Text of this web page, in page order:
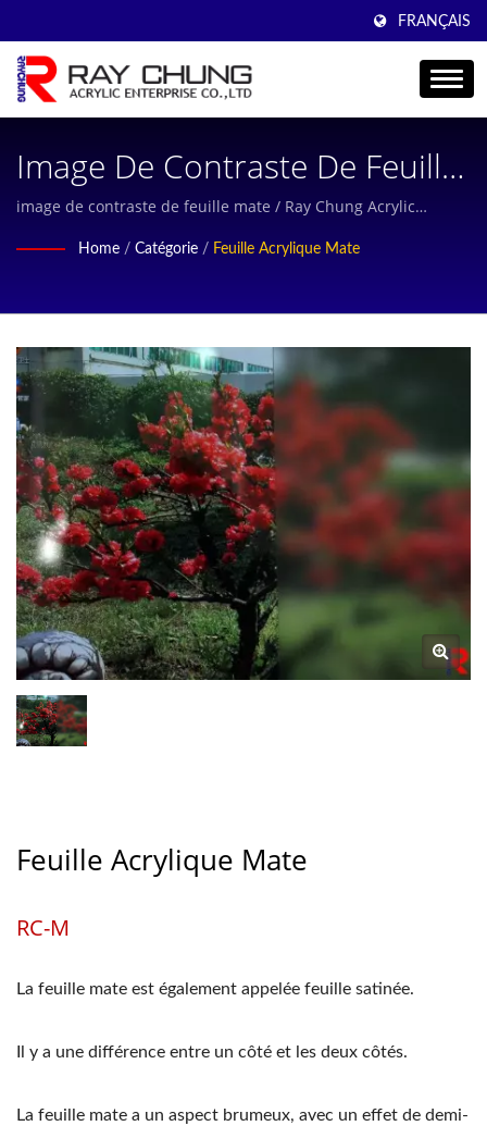
FRANÇAIS
Image De Contraste De Feuille
Mate / 36 Ans De Fabrication
De Feuilles Acryliques Coulées
image de contraste de feuille mate / Ray Chung Acrylic
production de feuilles acryliques coulées de haute qualité et
Home / Catégorie / Feuille Acrylique Mate
Feuille Acrylique Mate
RC-M
La feuille mate est également appelée feuille satinée.
Il y a une différence entre un côté et les deux côtés.
La feuille mate a un aspect brumeux, avec un effet de demi-